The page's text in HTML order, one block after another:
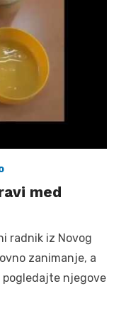
med
radnik iz Novog
zanimanje, a
pogledajte njegove